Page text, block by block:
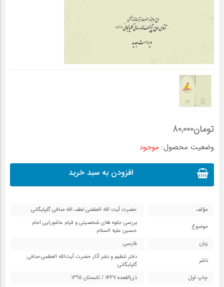
تومان80,000
وضعیت محصول: موجود
افزودن به سبد خرید
مؤلف
حضرت آیت الله العظمی لطف الله صافی گلپایگانی
موضوع
بررسی جلوه های شخصیتی و قیام عاشورایی امام
حسین علیه السلام
زبان
فارسی
ناشر
دفتر تنظیم و نشر آثار حضرت آیت‌الله العظمی صافی
گلپایگانی
چاپ اول
ذی‌القعده 1437 / تابستان 1395